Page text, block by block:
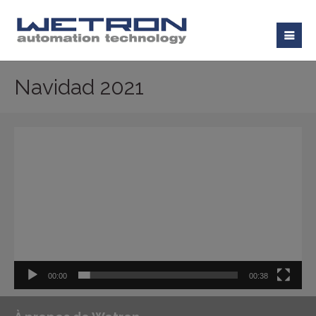
Navidad 2021
00:00 00:38